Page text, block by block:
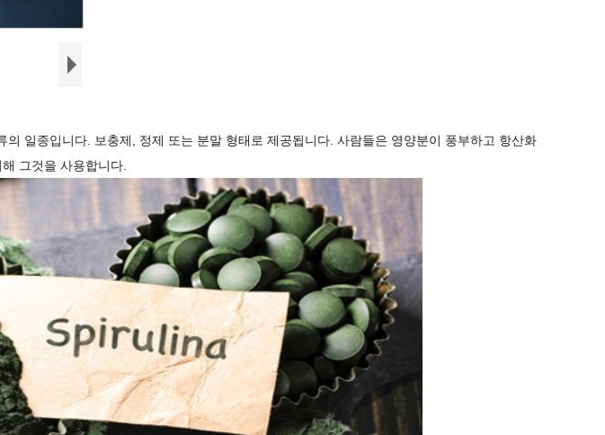
의 일종입니다. 보충제, 정제 또는 분말 형태로 제공됩니다. 사람들은 영양분이 풍부하고 항산화
그것을 사용합니다.